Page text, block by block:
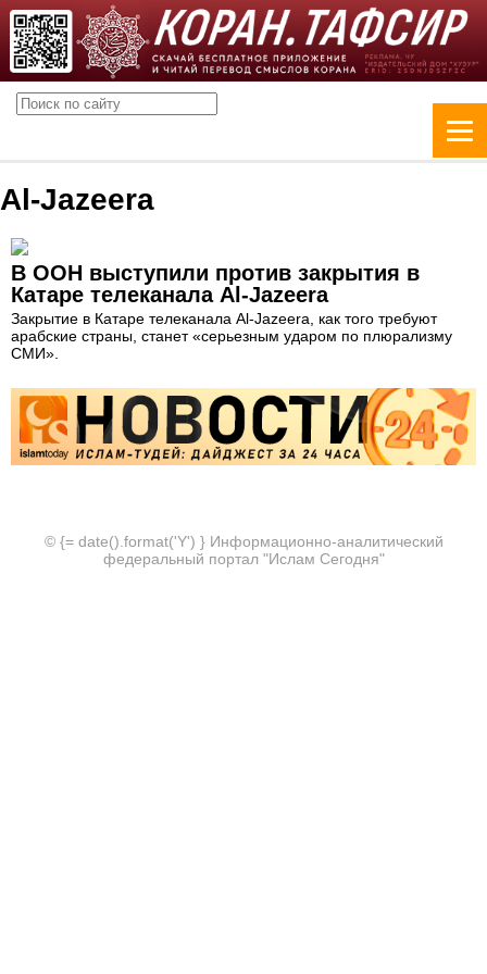
Al-Jazeera
В ООН выступили против закрытия в
Катаре телеканала Al-Jazeera
Закрытие в Катаре телеканала Al-Jazeera, как того требуют
арабские страны, станет «серьезным ударом по плюрализму
СМИ».
© {= date().format('Y') } Информационно-аналитический
федеральный портал "Ислам Сегодня"